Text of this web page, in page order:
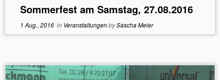
Sommerfest am Samstag, 27.08.2016
1 Aug., 2016in VeranstaltungenbySascha Meier